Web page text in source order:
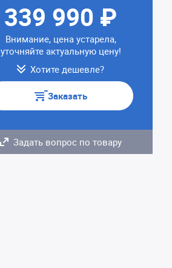
339 990 ₽
Внимание, цена устарела,
уточняйте актуальную цену!
Хотите дешевле?
Заказать
Задать вопрос по товару